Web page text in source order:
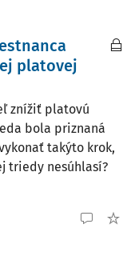
platovej
znížiť platovú
bola priznaná
takýto krok,
triedy nesúhlasí?